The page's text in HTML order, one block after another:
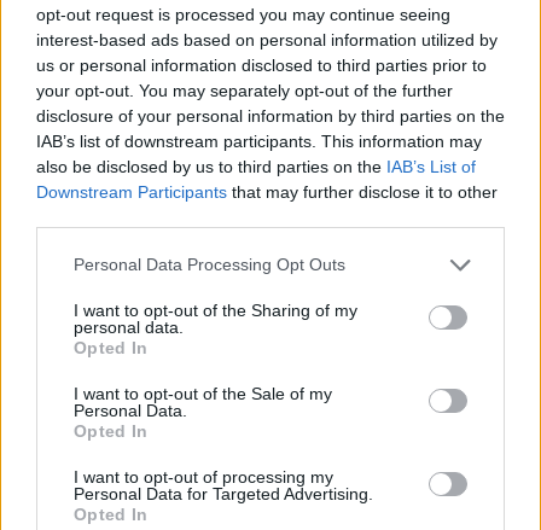
opt-out request is processed you may continue seeing
interest-based ads based on personal information utilized by
us or personal information disclosed to third parties prior to
your opt-out. You may separately opt-out of the further
disclosure of your personal information by third parties on the
IAB’s list of downstream participants. This information may
also be disclosed by us to third parties on the IAB’s List of
Downstream Participants that may further disclose it to other
Personal Data Processing Opt Outs
I want to opt-out of the Sharing of my
personal data.
Opted In
I want to opt-out of the Sale of my
Personal Data.
Opted In
I want to opt-out of processing my
Personal Data for Targeted Advertising.
Opted In
Kjohansson för 13 år sedan
Riktigt snygg :)
Kezmoför 13 år sedan
Härligt!
Kezmo för 13 år sedan
GTIClubsportför 13 år sedan
Kezmo för 13 år sedan
GTIClubsportför 13 år sedan
Hur går det med pärlan Danne ska du köra
nåt mot sommarn?
farsan78